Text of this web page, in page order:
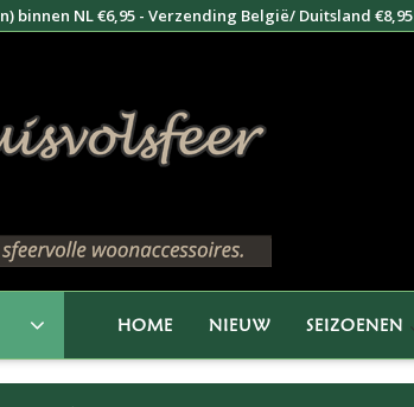
binnen NL €6,95 - Verzending België/ Duitsland €8,95
HOME NIEUW SEIZOENEN